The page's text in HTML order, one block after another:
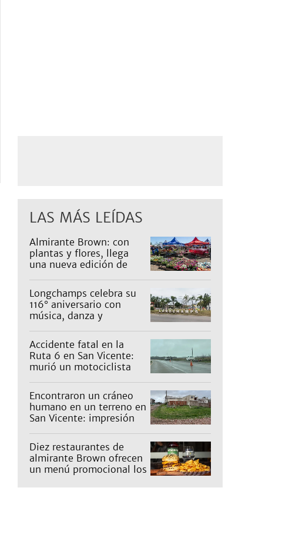
LAS MÁS LEÍDAS
Almirante Brown: con
plantas y flores, llega
una nueva edición de
Longchamps celebra su
116° aniversario con
música, danza y
familia
Accidente fatal en la
Ruta 6 en San Vicente:
murió un motociclista
Encontraron un cráneo
humano en un terreno en
San Vicente: impresión
Diez restaurantes de
almirante Brown ofrecen
un menú promocional los